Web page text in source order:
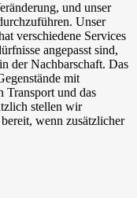
und unser
Unser
verschiedene Services
angepasst sind,
der Nachbarschaft. Das
mit
Transport und das
stellen wir
wenn zusätzlicher